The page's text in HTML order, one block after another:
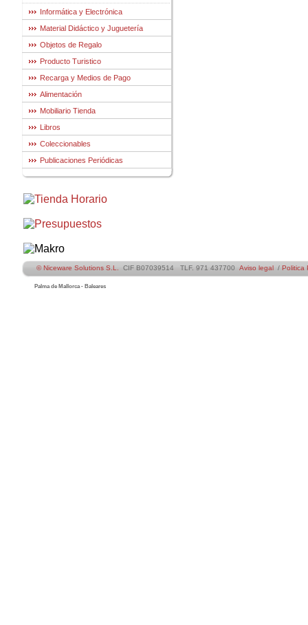
Informática y Electrónica
Material Didáctico y Juguetería
Objetos de Regalo
Producto Turistico
Recarga y Medios de Pago
Alimentación
Mobiliario Tienda
Libros
Coleccionables
Publicaciones Periódicas
© Niceware Solutions S.L. CIF B07039514 TLF. 971 437700 Aviso legal / Politica
Palma de Mallorca - Baleares